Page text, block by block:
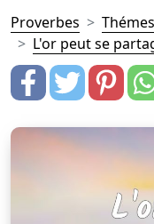
Proverbes Thémes
L'or peut se